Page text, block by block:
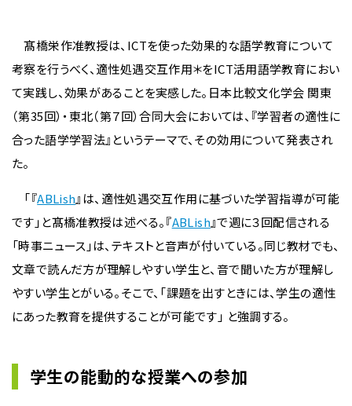
髙橋栄作准教授は、ICTを使った効果的な語学教育について
考察を行うべく、適性処遇交互作用＊をICT活用語学教育におい
て実践し、効果があることを実感した。日本比較文化学会 関東
（第35回）・東北（第７回）合同大会においては、『学習者の適性に
合った語学学習法』というテーマで、その効用について発表され
た。
「『ABLish』は、適性処遇交互作用に基づいた学習指導が可能
です」と髙橋准教授は述べる。『ABLish』で週に３回配信される
「時事ニュース」は、テキストと音声が付いている。同じ教材でも、
文章で読んだ方が理解しやすい学生と、音で聞いた方が理解し
やすい学生とがいる。そこで、「課題を出すときには、学生の適性
にあった教育を提供することが可能です」 と強調する。
学生の能動的な授業への参加